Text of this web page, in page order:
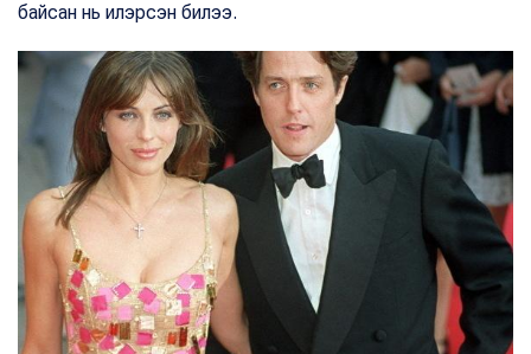
байсан нь илэрсэн билээ.